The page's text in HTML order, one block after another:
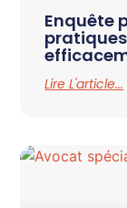
Enquête
Lire L'article...